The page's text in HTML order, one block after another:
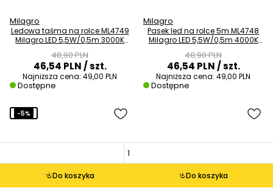
Milagro
Ledowa taśma na rolce ML4749
Milagro LED 5,5W/0,5m 3000K
48,90 PLN
46,54 PLN/ szt.
Najniższa cena: 49,00 PLN
Dostępne
Milagro
Pasek led na rolce 5m ML4748
Milagro LED 5,5W/0,5m 4000K
48,90 PLN
46,54 PLN/ szt.
Najniższa cena: 49,00 PLN
Dostępne
Do koszyka
-5%
Do koszyka